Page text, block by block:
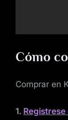
Cómo
Comprar en
1. Registrese